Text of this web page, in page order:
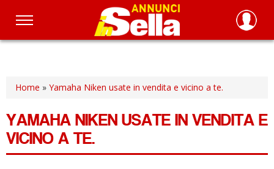
Salta
principale
Home » Yamaha Niken usate in vendita e vicino a te.
YAMAHA NIKEN USATE IN VENDITA E
VICINO A TE.